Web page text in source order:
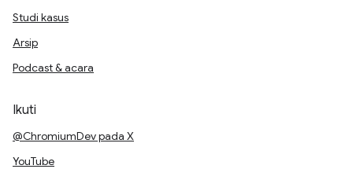
Studi kasus
Arsip
Podcast & acara
Ikuti
@ChromiumDev pada X
YouTube